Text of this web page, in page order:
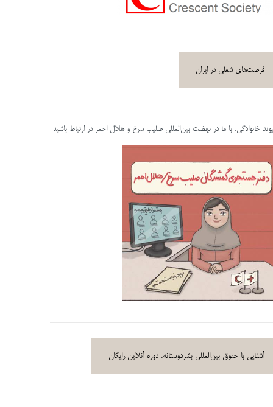
فرصت‌های شغلی در ایران
خانوادگی: با ما در نهضت بین‌المللی صلیب سرخ و هلال احمر در ارتباط باشید
آشنایی با حقوق بین‌المللی بشردوستانه: دوره آنلاین رایگان